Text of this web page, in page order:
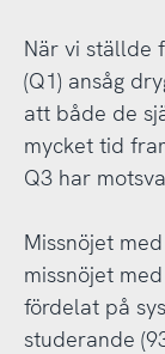
När vi ställde
(Q1) ansåg
att både de
mycket tid
Q3 har
Missnöjet
missnöjet
fördelat på
studerande